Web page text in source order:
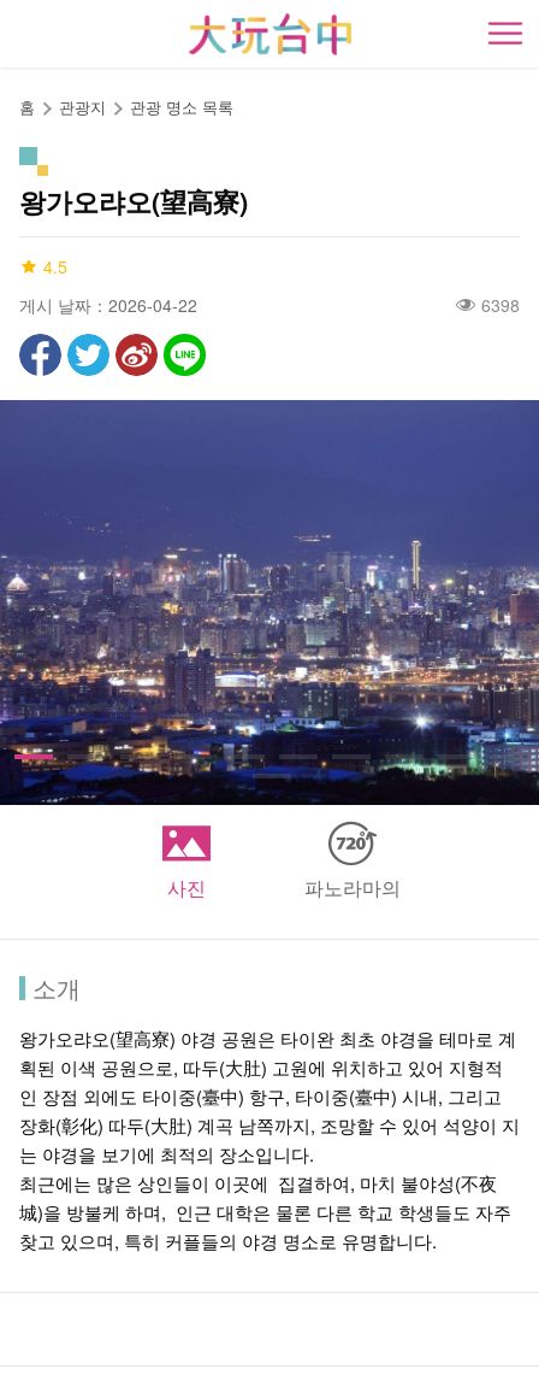
開
홈 관광지 관광 명소 목록
왕가오랴오(望高寮)
4.5
게시 날짜：2026-04-22
6398
사진 파노라마의
소개
왕가오랴오(望高寮) 야경 공원은 타이완 최초 야경을 테마로 계
획된 이색 공원으로, 따두(大肚) 고원에 위치하고 있어 지형적
인 장점 외에도 타이중(臺中) 항구, 타이중(臺中) 시내, 그리고
장화(彰化) 따두(大肚) 계곡 남쪽까지, 조망할 수 있어 석양이 지
는 야경을 보기에 최적의 장소입니다.
최근에는 많은 상인들이 이곳에 집결하여, 마치 불야성(不夜
城)을 방불케 하며, 인근 대학은 물론 다른 학교 학생들도 자주
찾고 있으며, 특히 커플들의 야경 명소로 유명합니다.